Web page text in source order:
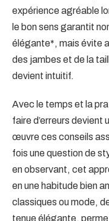
expérience agréable
le bon sens garantit
élégante*, mais évite
des jambes et de la
devient intuitif.
Avec le temps et la
faire d’erreurs
œuvre ces conseils
fois une question de
en observant, cet
en une habitude bien
classiques ou mode,
tenue élégante,